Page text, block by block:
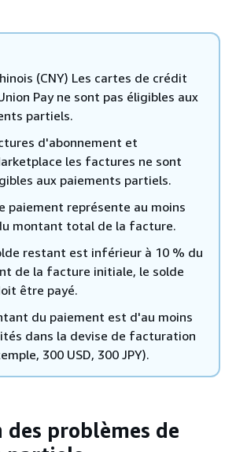
(CNY) Les cartes de crédit
Pay ne sont pas éligibles aux
partiels.
d'abonnement et
les factures ne sont
aux paiements partiels.
paiement représente au moins
montant total de la facture.
restant est inférieur à 10 % du
de la facture initiale, le solde
être payé.
du paiement est d'au moins
dans la devise de facturation
300 USD, 300 JPY).
des problèmes de